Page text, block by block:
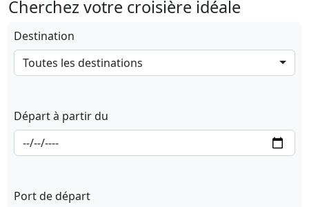
Cherchez votre croisière idéale
Destination
Toutes les destinations
Départ à partir du
Port de départ